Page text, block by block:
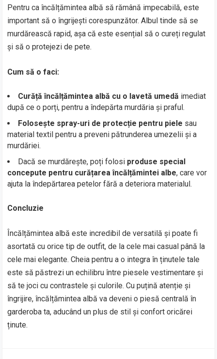
Pentru ca încălțămintea albă să rămână impecabilă, este
important să o îngrijești corespunzător. Albul tinde să se
murdărească rapid, așa că este esențial să o cureți regulat
și să o protejezi de pete.
Cum să o faci:
Curăță încălțămintea albă cu o lavetă umedă imediat
după ce o porți, pentru a îndepărta murdăria și praful.
Folosește spray-uri de protecție pentru piele sau
material textil pentru a preveni pătrunderea umezelii și a
murdăriei.
Dacă se murdărește, poți folosi produse special
concepute pentru curățarea încălțămintei albe, care vor
ajuta la îndepărtarea petelor fără a deteriora materialul.
Concluzie
Încălțămintea albă este incredibil de versatilă și poate fi
asortată cu orice tip de outfit, de la cele mai casual până la
cele mai elegante. Cheia pentru a o integra în ținutele tale
este să păstrezi un echilibru între piesele vestimentare și
să te joci cu contrastele și culorile. Cu puțină atenție și
îngrijire, încălțămintea albă va deveni o piesă centrală în
garderoba ta, aducând un plus de stil și confort oricărei
ținute.